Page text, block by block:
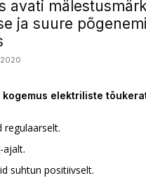
avati
ja suure
kogemus elektriliste
regulaarselt.
ajalt.
suhtun positiivselt.